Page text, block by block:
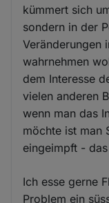
kümmert sich
sondern in der
Veränderungen
wahrnehmen
dem Interesse
vielen anderen
wenn man das
möchte ist man
eingeimpft -
Ich esse gerne
Problem ein